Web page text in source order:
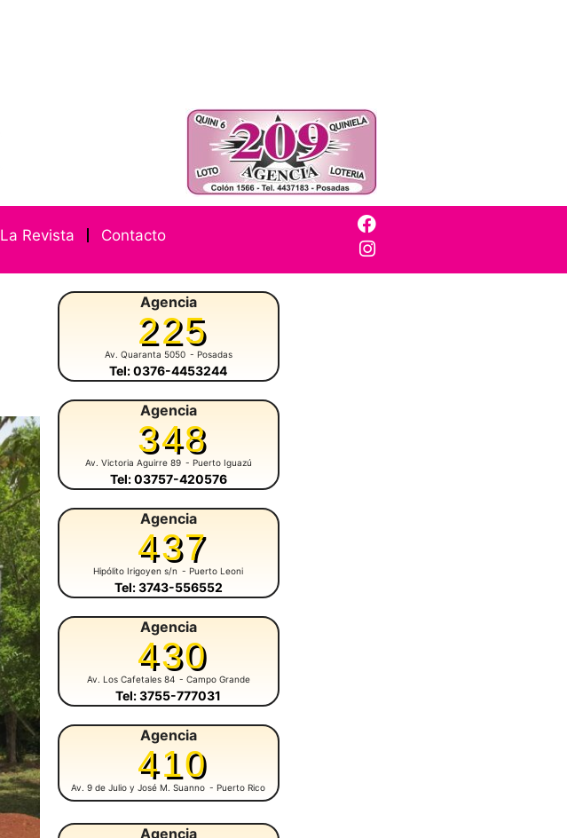
La Revista Contacto
Agencia
225
Av. Quaranta 5050 - Posadas
Tel: 0376-4453244
Agencia
348
Av. Victoria Aguirre 89 - Puerto Iguazú
Tel: 03757-420576
Agencia
437
Hipólito Irigoyen s/n - Puerto Leoni
Tel: 3743-556552
Agencia
430
Av. Los Cafetales 84 - Campo Grande
Tel: 3755-777031
Agencia
410
Av. 9 de Julio y José M. Suanno - Puerto Rico
Agencia